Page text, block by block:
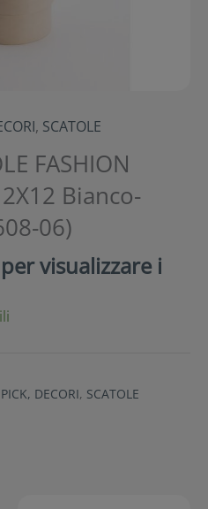
, SCATOLE
FASHION
Bianco-
06)
visualizzare i
DECORI, SCATOLE